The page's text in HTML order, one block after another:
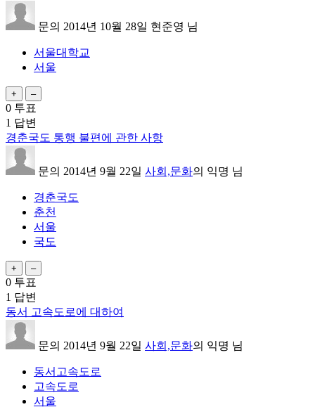
문의 2014년 10월 28일 현준영 님
서울대학교
서울
0 투표
1 답변
경춘국도 통행 불편에 관한 사항
문의 2014년 9월 22일 사회,문화의 익명 님
경춘국도
춘천
서울
국도
0 투표
1 답변
동서 고속도로에 대하여
문의 2014년 9월 22일 사회,문화의 익명 님
동서고속도로
고속도로
서울